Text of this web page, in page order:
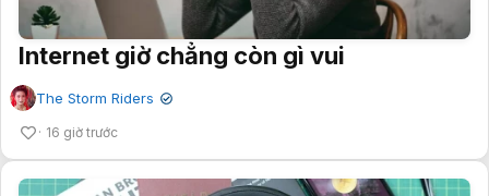
Internet giờ chẳng còn gì vui
The Storm Riders ✔
16 giờ trước